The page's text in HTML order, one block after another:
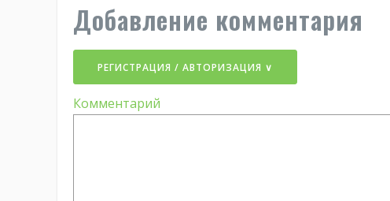
Добавление комментария
РЕГИСТРАЦИЯ / АВТОРИЗАЦИЯ ∨
Комментарий